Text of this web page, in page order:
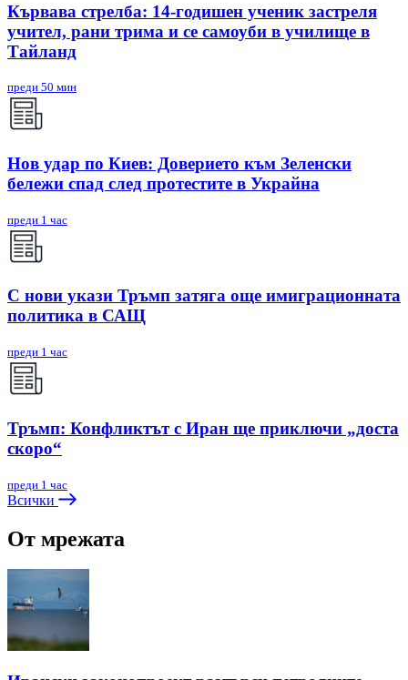
Кървава стрелба: 14-годишен ученик застреля
учител, рани трима и се самоуби в училище в
Тайланд
преди 50 мин
Нов удар по Киев: Доверието към Зеленски
бележи спад след протестите в Украйна
преди 1 час
С нови укази Тръмп затяга още имиграционната
политика в САЩ
преди 1 час
Тръмп: Конфликтът с Иран ще приключи „доста
скоро“
преди 1 час
Всички
От мрежата